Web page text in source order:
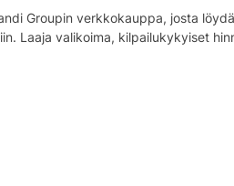
Groupin verkkokauppa, josta
Laaja valikoima, kilpailukykyiset